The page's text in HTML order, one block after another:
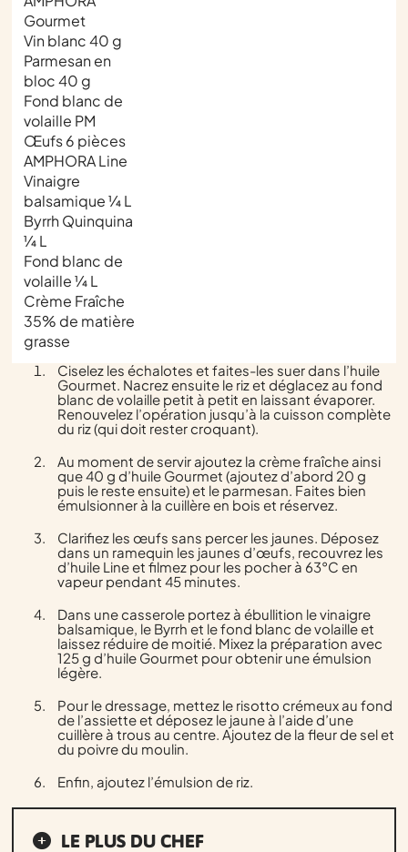
Gourmet
Vin blanc 40 g
Parmesan en
bloc 40 g
Fond blanc de
volaille PM
Œufs 6 pièces
AMPHORA Line
Vinaigre
balsamique ¼ L
Byrrh Quinquina
¼ L
Fond blanc de
volaille ¼ L
Crème Fraîche
35% de matière
grasse
Ciselez les échalotes et faites-les suer dans l’huile
Gourmet. Nacrez ensuite le riz et déglacez au fond
blanc de volaille petit à petit en laissant évaporer.
Renouvelez l’opération jusqu’à la cuisson complète
du riz (qui doit rester croquant).
Au moment de servir ajoutez la crème fraîche ainsi
que 40 g d’huile Gourmet (ajoutez d’abord 20 g
puis le reste ensuite) et le parmesan. Faites bien
émulsionner à la cuillère en bois et réservez.
Clarifiez les œufs sans percer les jaunes. Déposez
dans un ramequin les jaunes d’œufs, recouvrez les
d’huile Line et filmez pour les pocher à 63°C en
vapeur pendant 45 minutes.
Dans une casserole portez à ébullition le vinaigre
balsamique, le Byrrh et le fond blanc de volaille et
laissez réduire de moitié. Mixez la préparation avec
125 g d’huile Gourmet pour obtenir une émulsion
légère.
Pour le dressage, mettez le risotto crémeux au fond
de l’assiette et déposez le jaune à l’aide d’une
cuillère à trous au centre. Ajoutez de la fleur de sel et
du poivre du moulin.
Enfin, ajoutez l’émulsion de riz.
LE PLUS DU CHEF